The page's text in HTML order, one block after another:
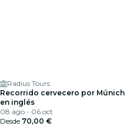
Radius Tours
Recorrido cervecero por Múnich
en inglés
08 ago - 06 oct
Desde 70,00 €